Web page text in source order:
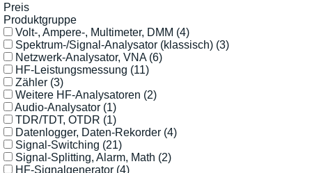
Preis
Produktgruppe
Volt-, Ampere-, Multimeter, DMM (4)
Spektrum-/Signal-Analysator (klassisch) (3)
Netzwerk-Analysator, VNA (6)
HF-Leistungsmessung (11)
Zähler (3)
Weitere HF-Analysatoren (2)
Audio-Analysator (1)
TDR/TDT, OTDR (1)
Datenlogger, Daten-Rekorder (4)
Signal-Switching (21)
Signal-Splitting, Alarm, Math (2)
HF-Signalgenerator (4)